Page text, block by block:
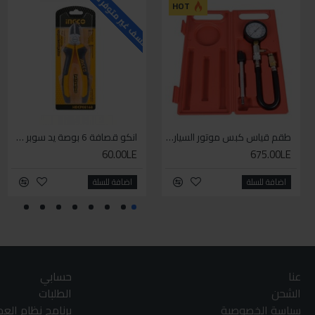
HOT
طقم قياس كبس موتور السياره 3 ق
675.00LE
اضافة للسلة
للاسف غير متوفر حاليا
انكو قصافة 6 بوصة يد سوبر وان
60.00LE
اضافة للسلة
عنا
الشحن
سياسة الخصوصية
حسابي
الطلبات
برنامج نظام